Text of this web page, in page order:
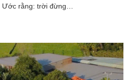
Ước rằng: trời đừng…